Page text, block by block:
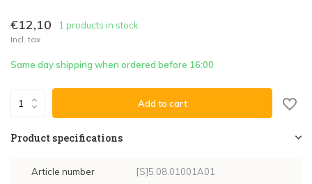
€12,10 1 products in stock
Incl. tax
Same day shipping when ordered before 16:00
Add to cart
Product specifications
Article number [S]5.08.01001A01